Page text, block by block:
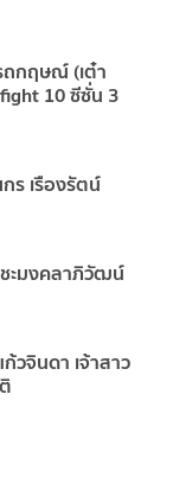
ถกฤษณ์ (เต๋า
10 ซีซั่น 3
ร เรืองรัตน์
ะมงคลาภิวัฒน์
วจินดา เจ้าสาว